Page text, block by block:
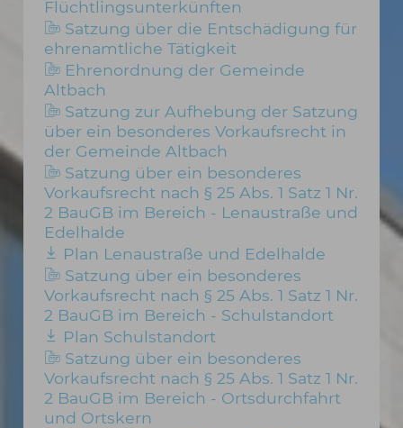
Flüchtlingsunterkünften
Satzung über die Entschädigung für
ehrenamtliche Tätigkeit
Ehrenordnung der Gemeinde
Altbach
Satzung zur Aufhebung der Satzung
über ein besonderes Vorkaufsrecht in
der Gemeinde Altbach
Satzung über ein besonderes
Vorkaufsrecht nach § 25 Abs. 1 Satz 1 Nr.
2 BauGB im Bereich - Lenaustraße und
Edelhalde
Plan Lenaustraße und Edelhalde
Satzung über ein besonderes
Vorkaufsrecht nach § 25 Abs. 1 Satz 1 Nr.
2 BauGB im Bereich - Schulstandort
Plan Schulstandort
Satzung über ein besonderes
Vorkaufsrecht nach § 25 Abs. 1 Satz 1 Nr.
2 BauGB im Bereich - Ortsdurchfahrt
und Ortskern